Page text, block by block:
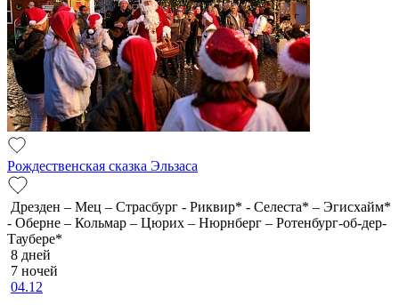
Рождественская сказка Эльзаса
Дрезден – Мец – Страсбург - Риквир* - Селеста* – Эгисхайм*
- Оберне – Кольмар – Цюрих – Нюрнберг – Ротенбург-об-дер-
Таубере*
8 дней
7 ночей
04.12